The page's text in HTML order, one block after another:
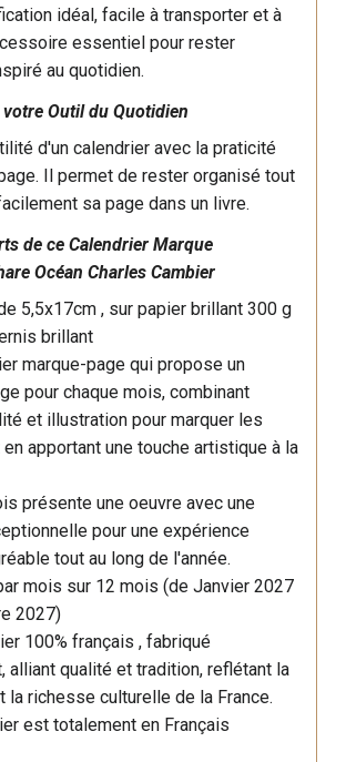
idéal, facile à transporter et à
essentiel pour rester
au quotidien.
Outil du Quotidien
d'un calendrier avec la praticité
Il permet de rester organisé tout
sa page dans un livre.
de ce Calendrier Marque
Océan Charles Cambier
5,5x17cm , sur papier brillant 300 g
brillant
marque-page qui propose un
pour chaque mois, combinant
et illustration pour marquer les
apportant une touche artistique à la
présente une oeuvre avec une
pour une expérience
tout au long de l'année.
mois sur 12 mois (de Janvier 2027
2027)
100% français , fabriqué
alliant qualité et tradition, reflétant la
la richesse culturelle de la France.
est totalement en Français